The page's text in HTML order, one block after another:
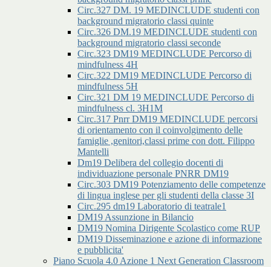
Circ.327 DM. 19 MEDINCLUDE studenti con
background migratorio classi quinte
Circ.326 DM.19 MEDINCLUDE studenti con
background migratorio classi seconde
Circ.323 DM19 MEDINCLUDE Percorso di
mindfulness 4H
Circ.322 DM19 MEDINCLUDE Percorso di
mindfulness 5H
Circ.321 DM 19 MEDINCLUDE Percorso di
mindfulness cl. 3H1M
Circ.317 Pnrr DM19 MEDINCLUDE percorsi
di orientamento con il coinvolgimento delle
famiglie ,genitori,classi prime con dott. Filippo
Mantelli
Dm19 Delibera del collegio docenti di
individuazione personale PNRR DM19
Circ.303 DM19 Potenziamento delle competenze
di lingua inglese per gli studenti della classe 3I
Circ.295 dm19 Laboratorio di teatrale1
DM19 Assunzione in Bilancio
DM19 Nomina Dirigente Scolastico come RUP
DM19 Disseminazione e azione di informazione
e pubblicita'
Piano Scuola 4.0 Azione 1 Next Generation Classroom